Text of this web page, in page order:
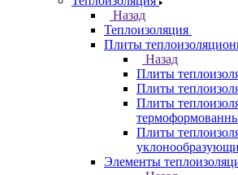
Назад
Теплоизоляция
Плиты
Назад
Плиты
Плиты
Плиты
Плиты
Элементы